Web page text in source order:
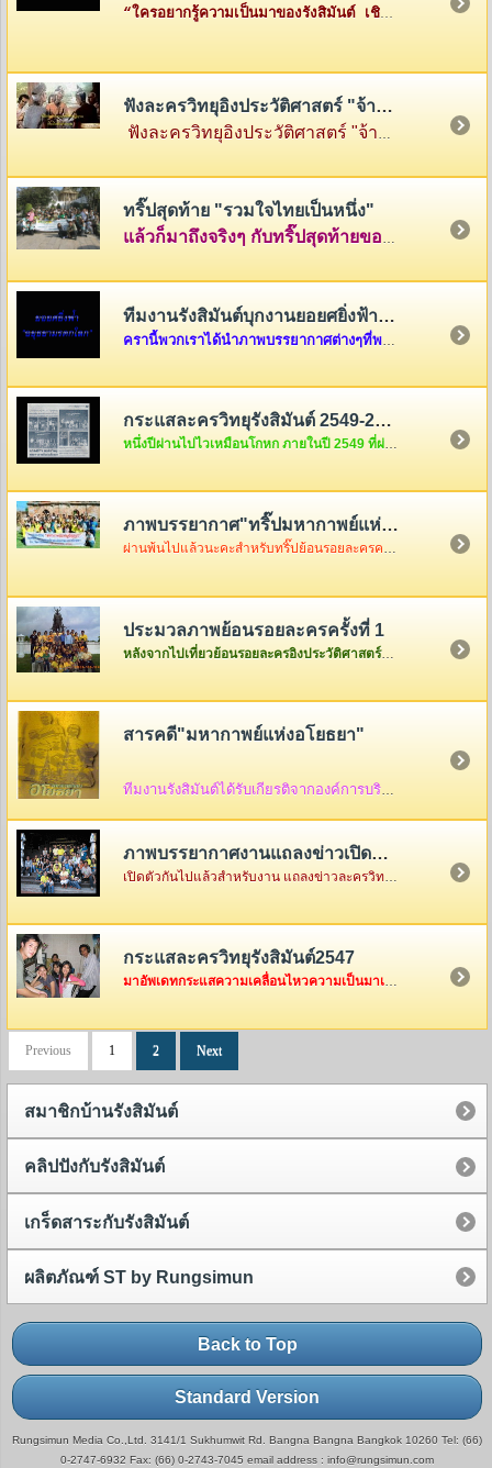
“ใครอยากรู้ความเป็นมาของรังสิมันต์ เชิญทางนี้ค่ะ”
ฟังละครวิทยุอิงประวัติศาสตร์ "จ้าวสามแผ่นดิน"
ฟังละครวิทยุอิงประวัติศาสตร์ "จ้าวสามแผ่นดิน" เรื่องราวของสามกษัตริย์ผู้ยิ่งใหญ่แห่งสามแคว้น พ่อขุนรามคำแหง แห่งสุโขทัย พญามังราย แห่งหิรัญนครเงินยาง และพญางำเมือง แห่งภูกามยาว
ทริ๊ปสุดท้าย "รวมใจไทยเป็นหนึ่ง"
แล้วก็มาถึงจริงๆ กับทริ๊ปสุดท้ายของรายการ "รวมใจไทยเป็นหนึ่ง" ที่เต็มไปด้วยความสนุกสนานและความตรึงใจ คลุกเคล้าด้วยกับเสียงหัวเราะและร้องไห้ นำภาพมาฝากกันพอเลาๆ ในบ้านรังสิมันต์แห่งนี้ครับ แต่ถ้าอยากดูต่อ ก็คลิ๊กดูใต้ภาพในบทความได้เลยครับ
ทีมงานรังสิมันต์บุกงานยอยศยิ่งฟ้า อยุธยามรดกโลก
กระแสละครวิทยุรังสิมันต์ 2549-2550
หนึ่งปีผ่านไปไวเหมือนโกหก ภายในปี 2549 ที่ผ่านมากระแสละครวิทยุของพวกเราชาวรังสิมันต์จะเป็นอย่างไรกันบ้างนะ สงสัยแล้วใช่มั้ยล่ะคะ ถ้างั้นต้องรีบคริ๊กเข้าไปดูแล้วล่ะค่ะ ไม่งั้น out นะขอบอก...
ภาพบรรยากาศ"ทริ๊ปมหากาพย์แห่งอโยธยา"
ผ่านพ้นไปแล้วนะคะสำหรับทริ๊ปย้อนรอยละครครั้งที่ 2 เมื่อวันอาทิตย์ที่ 3 ธันวา ซึ่งในวันนั้นอากาศค่อนข้างเป็นใจไม่ค่อยร้อนมากอย่างที่คิดแต่ความสนุกจะร้อนแรงขนาดไหนต้องคริ๊กเข้าไปดูภาพกันเองค่ะ
ประมวลภาพย้อนรอยละครครั้งที่ 1
หลังจากไปเที่ยวย้อนรอยละครอิงประวัติศาสตร์ที่จังหวัดพระนครศรีอยุธยาครั้งแรกกันกลับมาแล้ว ก็เอาภาพกลับมาให้ดูเล่าสู่กันฟัง ใครเป็นใครก็ดูกันเอาเองก็แล้วกันนะคะ
สารคดี"มหากาพย์แห่งอโยธยา"
ภาพบรรยากาศงานแถลงข่าวเปิดตัว"มหากาพย์แห่งอโยธยา"
เปิดตัวกันไปแล้วสำหรับงาน แถลงข่าวละครวิทยุอิงประวัติศาสตร์ ชุด " มหากาพย์แห่งอโยธยา" ณ คุ้มขุนแผน จังหวัดพระนครศรีอยุธยา ซึ่งในงานมีแขกรับเชิญผู้เกียรติมาร่วมงานกันคับคั่ง พร้อมด้วยเหล่าทีมงานและแฟนละครอีกมากมาย...
กระแสละครวิทยุรังสิมันต์2547
มาอัพเดทกระแสความเคลื่อนไหวความเป็นมาเป็นไปของทีมงานรังสิมันต์กันค่ะ ว่าพวกเค้าเหล่านี้ได้ไปทำอะไรกันมาบ้าง
Previous 1 2 Next
สมาชิกบ้านรังสิมันต์
คลิปปังกับรังสิมันต์
เกร็ดสาระกับรังสิมันต์
ผลิตภัณฑ์ ST by Rungsimun
Back to Top
Standard Version
Rungsimun Media Co.,Ltd. 3141/1 Sukhumwit Rd. Bangna Bangna Bangkok 10260 Tel: (66)
0-2747-6932 Fax: (66) 0-2743-7045 email address : info@rungsimun.com